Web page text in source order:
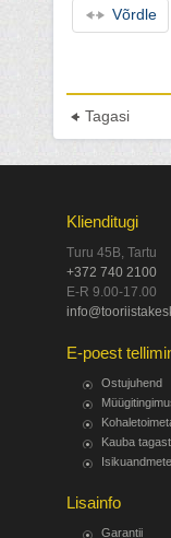
Võrdle
Tagasi
Klienditugi
Turu 45B, Tartu
+372 740 2100
E-R 9.00-17.00
E-poest
Ostujuhend
Kauba
Lisainfo
Garantii